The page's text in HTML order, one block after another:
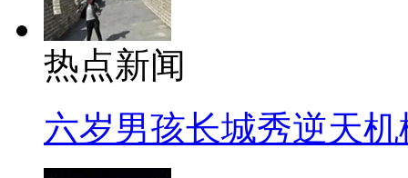
热点新闻
六岁男孩长城秀逆天机